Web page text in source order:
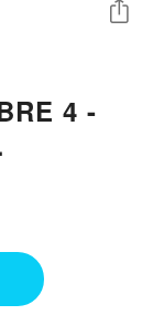
4 -
el libro
分享